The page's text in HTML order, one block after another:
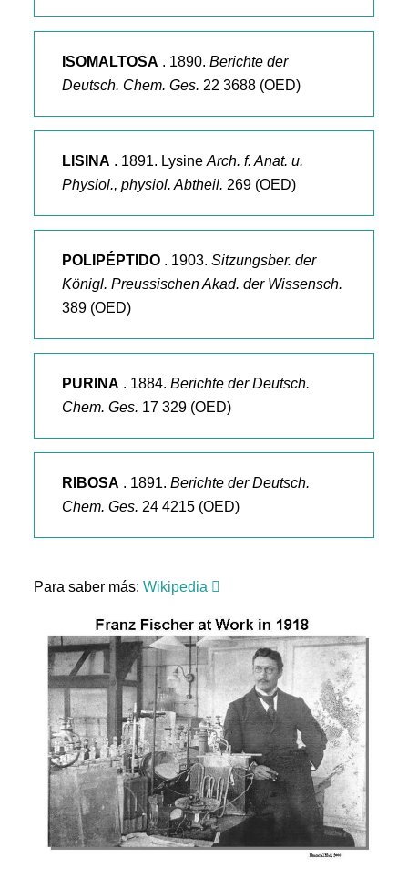
ISOMALTOSA . 1890.Berichte der
Deutsch. Chem. Ges. 22 3688 (OED)
LISINA . 1891. LysineArch. f. Anat. u.
Physiol., physiol. Abtheil. 269 (OED)
POLIPÉPTIDO . 1903.Sitzungsber. der
Königl. Preussischen Akad. der Wissensch.
389 (OED)
PURINA . 1884.Berichte der Deutsch.
Chem. Ges. 17 329 (OED)
RIBOSA . 1891.Berichte der Deutsch.
Chem. Ges. 24 4215 (OED)
Para saber más:Wikipedia